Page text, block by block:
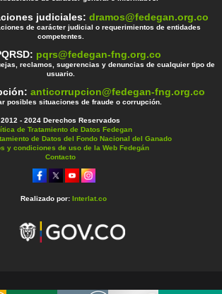
judiciales:dramos@fedegan.org.co
de carácter judicial o requerimientos de entidades
competentes.
pqrs@fedegan-fng.org.co
reclamos, sugerencias y denuncias de cualquier tipo de
usuario.
anticorrupcion@fedegan-fng.org.co
posibles situaciones de fraude o corrupción.
2012 - 2024 Derechos Reservados
de Tratamiento de Datos Fedegan
de Datos del Fondo Nacional del Ganado
y condiciones de uso de la Web Fedegán
Contacto
Realizado por: Interlat.co